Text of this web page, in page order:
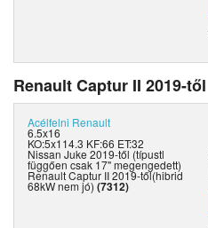
Renault Captur II 2019-től
Acélfelni Renault
6.5x16
KO:5x114.3 KF:66 ET:32
Nissan Juke 2019-től (típustl
függően csak 17" megengedett)
Renault Captur II 2019-től(hibrid
68kW nem jó) (7312)